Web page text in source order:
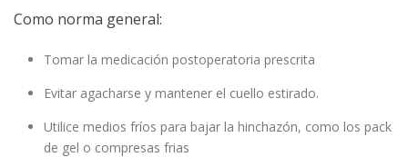
Como norma general:
Tomar la medicación postoperatoria prescrita
Evitar agacharse y mantener el cuello estirado.
Utilice medios fríos para bajar la hinchazón, como los pack
de gel o compresas frias